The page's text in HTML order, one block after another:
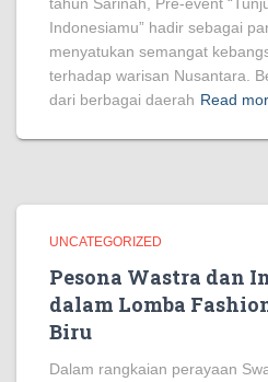
tahun Sarinah, Pre-event
Indonesiamu” hadir sebagai
menyatukan semangat
terhadap warisan Nusantara.
dari berbagai daerah Read
UNCATEGORIZED
Pesona Wastra dan
dalam Lomba
Biru
Dalam rangkaian perayaan